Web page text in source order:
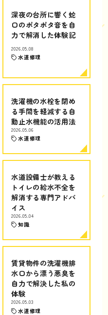
深夜の台所に響く蛇
口のポタポタ音を自
力で解消した体験記
2026.05.08
水道修理
洗濯機の水栓を閉め
る手間を軽減する自
動止水機能の活用法
2026.05.06
水道修理
水道設備士が教える
トイレの給水不全を
解消する専門アドバ
イス
2026.05.04
知識
賃貸物件の洗濯機排
水口から漂う悪臭を
自力で解決した私の
体験
2026.05.03
水道修理